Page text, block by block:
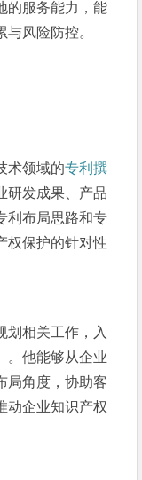
的服务能力，能
风险防控。
术领域的专利撰
研发成果、产品
利布局思路和专
权保护的针对性
划相关工作，入
。他能够从企业
局角度，协助客
动企业知识产权